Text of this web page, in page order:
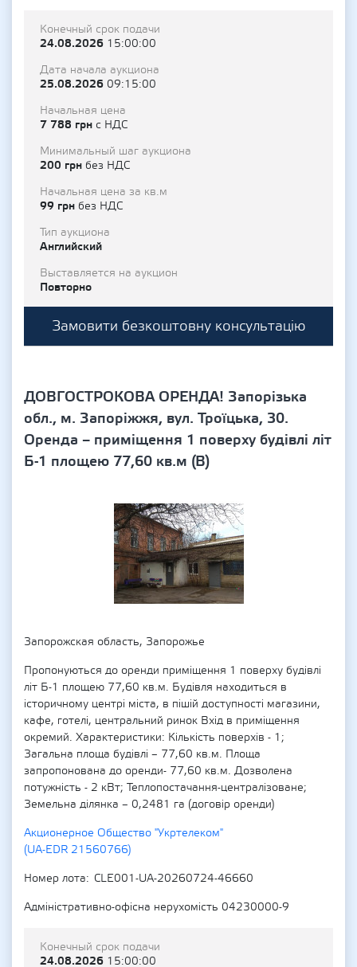
Конечный срок подачи
24.08.2026 15:00:00
Дата начала аукциона
25.08.2026 09:15:00
Начальная цена
7 788 грн с НДС
Минимальный шаг аукциона
200 грн без НДС
Начальная цена за кв.м
99 грн без НДС
Тип аукциона
Английский
Выставляется на аукцион
Повторно
Замовити безкоштовну консультацію
ДОВГОСТРОКОВА ОРЕНДА! Запорізька
обл., м. Запоріжжя, вул. Троїцька, 30.
Оренда – приміщення 1 поверху будівлі літ
Б-1 площею 77,60 кв.м (В)
Запорожская область, Запорожье
Пропонуються до оренди приміщення 1 поверху будівлі
літ Б-1 площею 77,60 кв.м. Будівля находиться в
історичному центрі міста, в пішій доступності магазини,
кафе, готелі, центральний ринок Вхід в приміщення
окремий. Характеристики: Кількість поверхів - 1;
Загальна площа будівлі – 77,60 кв.м. Площа
запропонована до оренди- 77,60 кв.м. Дозволена
потужність - 2 кВт; Теплопостачання-централізоване;
Земельна ділянка – 0,2481 га (договір оренди)
Акционерное Общество "Укртелеком"
(UA-EDR 21560766)
Номер лота
CLE001-UA-20260724-46660
Адміністративно-офісна нерухомість 04230000-9
Конечный срок подачи
24.08.2026 15:00:00